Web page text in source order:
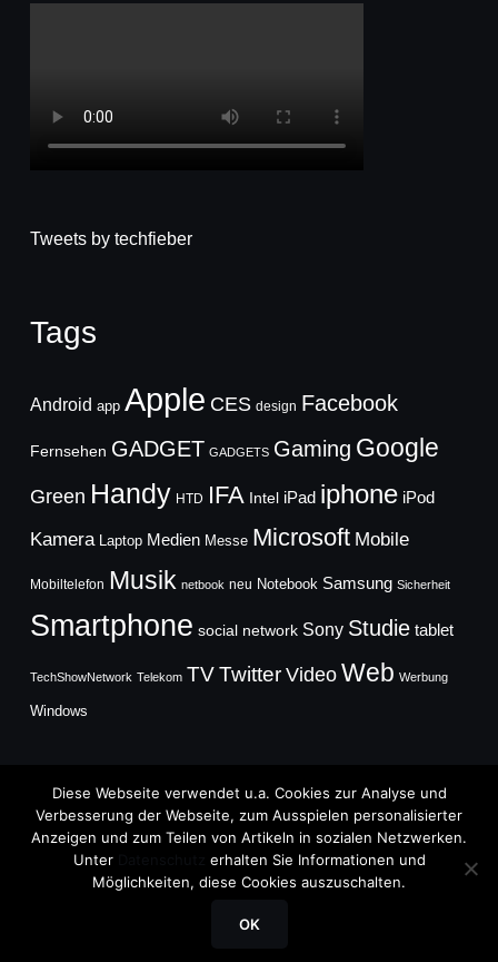
Tweets by techfieber
Tags
Android app Apple CES design Facebook
Fernsehen GADGET GADGETS Gaming Google
Green Handy HTD IFA Intel iPad iphone iPod
Kamera Laptop Medien Messe Microsoft Mobile
Mobiltelefon Musik netbook neu Notebook Samsung Sicherheit
Smartphone social network Sony Studie tablet
TechShowNetwork Telekom TVTwitter Video Web Werbung
Windows
Copyright © 2026
TechFieber Blog
Diese Webseite verwendet u.a. Cookies zur Analyse und
Verbesserung der Webseite, zum Ausspielen personalisierter
Anzeigen und zum Teilen von Artikeln in sozialen Netzwerken.
Unter
erhalten Sie Informationen und
Möglichkeiten, diese Cookies auszuschalten.
OK